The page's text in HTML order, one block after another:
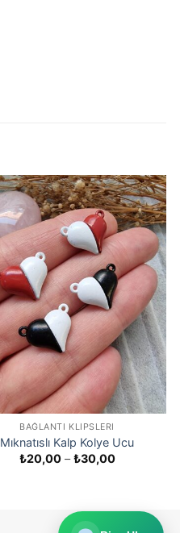
BAĞLANTI KLIPSLERI
Mıknatıslı Kalp Kolye Ucu
₺20,00 –₺30,00Fiyat